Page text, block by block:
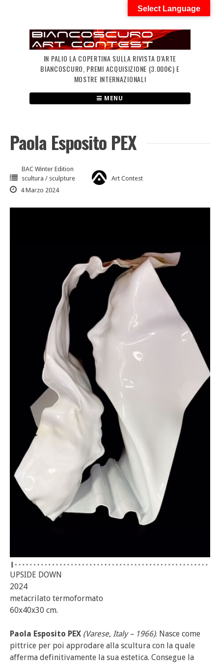
IN PALIO LA COPERTINA SULLA RIVISTA D'ARTE
BIANCOSCURO, PREMI ACQUISIZIONE (3.000€) E
MOSTRE INTERNAZIONALI
MENU
Paola Esposito PEX
BAC Winter Edition
scultura / sculpture
Art Contest
4 Marzo 2024
UPSIDE DOWN
2024
metacrilato termoformato
60x40x30 cm.
Paola Esposito PEX (Varese, Italy – 1966). Nasce come
pittrice per poi approdare alla scultura con la quale
afferma definitivamente la sua estetica. Consegue la
Select Language